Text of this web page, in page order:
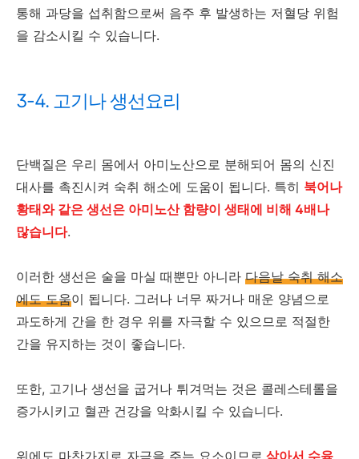
통해 과당을 섭취함으로써 음주 후 발생하는 저혈당 위험
을 감소시킬 수 있습니다.
3-4. 고기나 생선요리
단백질은 우리 몸에서 아미노산으로 분해되어 몸의 신진
대사를 촉진시켜 숙취 해소에 도움이 됩니다. 특히 북어나
황태와 같은 생선은 아미노산 함량이 생태에 비해 4배나
많습니다.
이러한 생선은 술을 마실 때뿐만 아니라 다음날 숙취 해소
에도 도움이 됩니다. 그러나 너무 짜거나 매운 양념으로
과도하게 간을 한 경우 위를 자극할 수 있으므로 적절한
간을 유지하는 것이 좋습니다.
또한, 고기나 생선을 굽거나 튀겨먹는 것은 콜레스테롤을
증가시키고 혈관 건강을 악화시킬 수 있습니다.